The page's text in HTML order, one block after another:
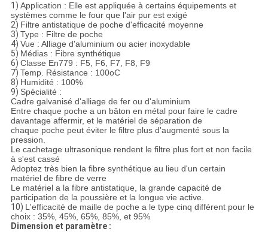
1) Application : Elle est appliquée à certains équipements et
systèmes comme le four que l'air pur est exigé
2) Filtre antistatique de poche d'efficacité moyenne
3) Type : Filtre de poche
4) Vue : Alliage d'aluminium ou acier inoxydable
5) Médias : Fibre synthétique
6) Classe En779 : F5, F6, F7, F8, F9
7) Temp. Résistance : 100oC
8) Humidité : 100%
9) Spécialité :
Cadre galvanisé d'alliage de fer ou d'aluminium
Entre chaque poche a un bâton en métal pour faire le cadre
davantage affermir, et le matériel de séparation de
chaque poche peut éviter le filtre plus d'augmenté sous la
pression.
Le cachetage ultrasonique rendent le filtre plus fort et non facile
à s'est cassé
Adoptez très bien la fibre synthétique au lieu d'un certain
matériel de fibre de verre
Le matériel a la fibre antistatique, la grande capacité de
participation de la poussière et la longue vie active.
10) L'efficacité de maille de poche a le type cinq différent pour le
choix : 35%, 45%, 65%, 85%, et 95%
Dimension et paramètre :